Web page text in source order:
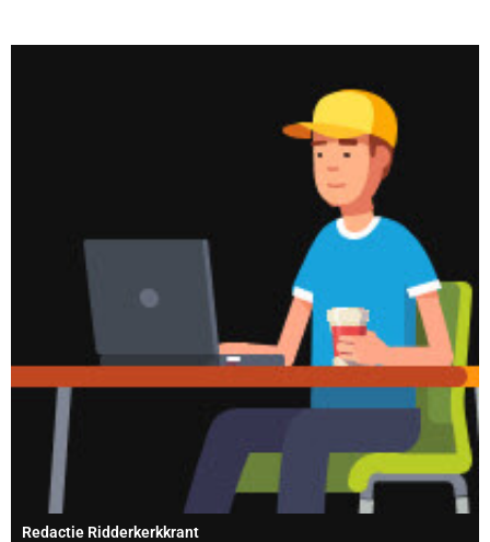
Redactie Ridderkerkkrant